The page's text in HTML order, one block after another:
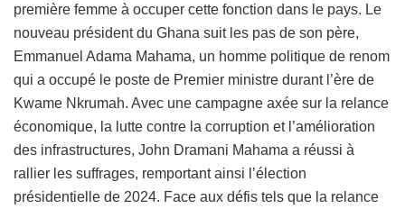
première femme à occuper cette fonction dans le pays. Le
nouveau président du Ghana suit les pas de son père,
Emmanuel Adama Mahama, un homme politique de renom
qui a occupé le poste de Premier ministre durant l’ère de
Kwame Nkrumah. Avec une campagne axée sur la relance
économique, la lutte contre la corruption et l’amélioration
des infrastructures, John Dramani Mahama a réussi à
rallier les suffrages, remportant ainsi l’élection
présidentielle de 2024. Face aux défis tels que la relance